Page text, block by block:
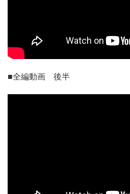
■全編動画 後半